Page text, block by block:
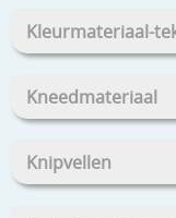
Kleurmateriaal-
Kneedmateriaal
Knipvellen